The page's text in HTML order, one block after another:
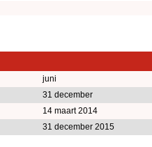
juni
31 december
14 maart 2014
31 december 2015